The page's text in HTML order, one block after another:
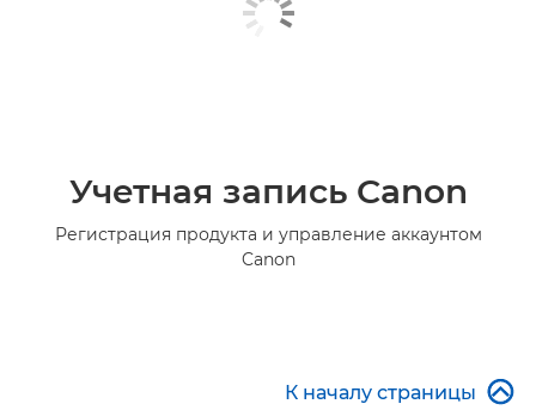
Учетная запись Canon
Регистрация продукта и управление аккаунтом
Canon
К началу страницы 